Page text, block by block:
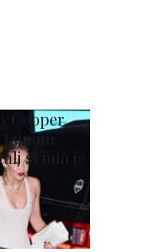
Cooper
tajnom
svima je